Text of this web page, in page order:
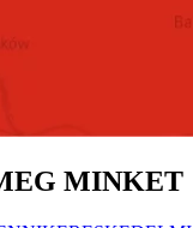
MINKET